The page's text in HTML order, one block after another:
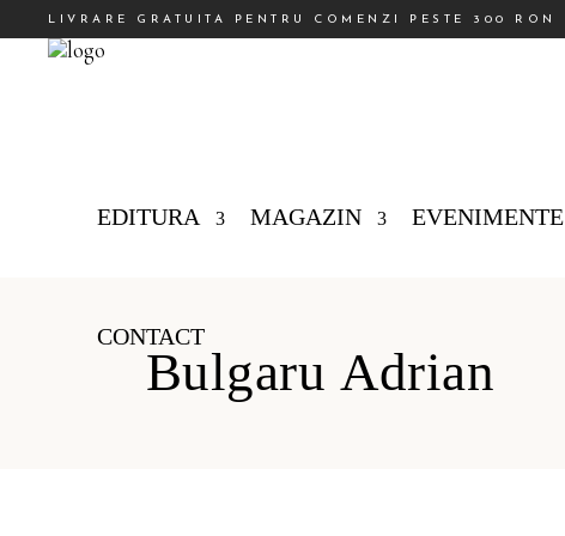
LIVRARE GRATUITA PENTRU COMENZI PESTE 300 RON
EDITURA MAGAZIN EVENIMENTE
CONTACT
Bulgaru Adrian